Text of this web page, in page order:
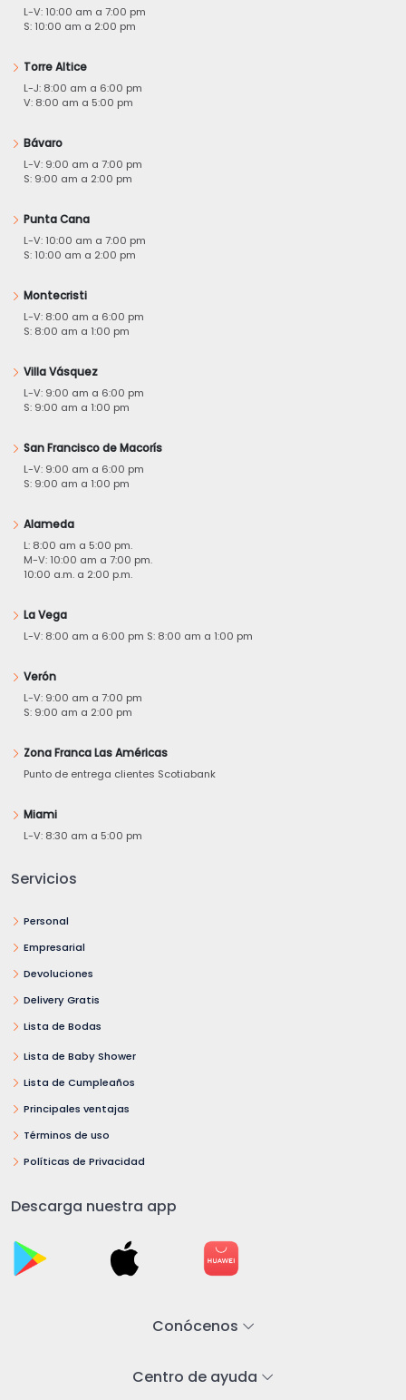
L-V: 10:00 am a 7:00 pm
S: 10:00 am a 2:00 pm
Torre Altice
L-J: 8:00 am a 6:00 pm
V: 8:00 am a 5:00 pm
Bávaro
L-V: 9:00 am a 7:00 pm
S: 9:00 am a 2:00 pm
Punta Cana
L-V: 10:00 am a 7:00 pm
S: 10:00 am a 2:00 pm
Montecristi
L-V: 8:00 am a 6:00 pm
S: 8:00 am a 1:00 pm
Villa Vásquez
L-V: 9:00 am a 6:00 pm
S: 9:00 am a 1:00 pm
San Francisco de Macorís
L-V: 9:00 am a 6:00 pm
S: 9:00 am a 1:00 pm
Alameda
L: 8:00 am a 5:00 pm.
M-V: 10:00 am a 7:00 pm.
10:00 a.m. a 2:00 p.m.
La Vega
L-V: 8:00 am a 6:00 pm S: 8:00 am a 1:00 pm
Verón
L-V: 9:00 am a 7:00 pm
S: 9:00 am a 2:00 pm
Zona Franca Las Américas
Punto de entrega clientes Scotiabank
Miami
L-V: 8:30 am a 5:00 pm
Servicios
Personal
Empresarial
Devoluciones
Delivery Gratis
Lista de Bodas
Lista de Baby Shower
Lista de Cumpleaños
Principales ventajas
Términos de uso
Políticas de Privacidad
Descarga nuestra app
Conócenos
Centro de ayuda